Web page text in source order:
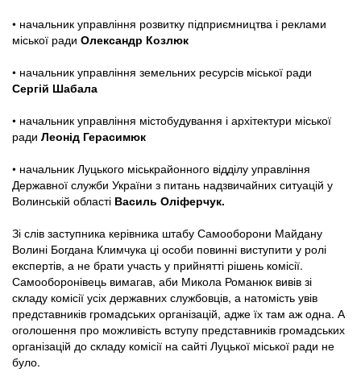
• начальник управління розвитку підприємництва і реклами
міської ради Олександр Козлюк
• начальник управління земельних ресурсів міської ради
Сергій Шабала
• начальник управління містобудування і архітектури міської
ради Леонід Герасимюк
• начальник Луцького міськрайонного відділу управління
Державної служби України з питань надзвичайних ситуацій у
Волинській області Василь Оліферчук.
Зі слів заступника керівника штабу Самооборони Майдану
Волині Богдана Климчука ці особи повинні виступити у ролі
експертів, а не брати участь у прийнятті рішень комісії.
Самооборонівець вимагав, аби Микола Романюк вивів зі
складу комісії усіх державних службовців, а натомість увів
представників громадських організацій, адже їх там аж одна. А
оголошення про можливість вступу представників громадських
організацій до складу комісії на сайті Луцької міської ради не
було.